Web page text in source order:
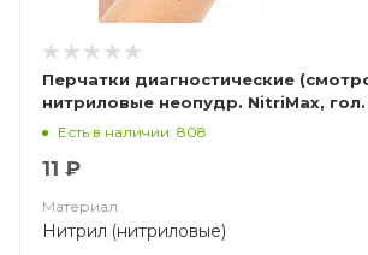
Перчатки диагностические
нитриловые неопудр. NitriMax,
(10%)
Есть в наличии: 808
11 ₽
Материал
Нитрил (нитриловые)